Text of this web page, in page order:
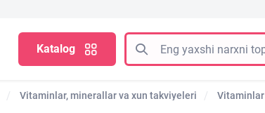
Katalog
Vitaminlar, minerallar va xun takviyeleri Vitaminlar